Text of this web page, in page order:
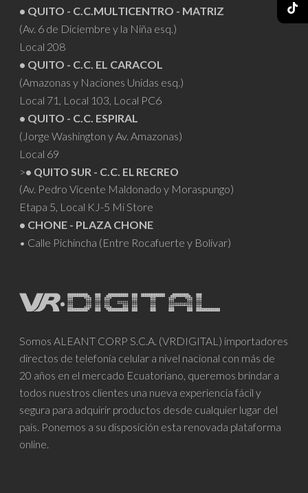
• QUITO - C.C.MULTICENTRO - MATRIZ
(Av. 6 de Diciembre y la Niña esq.)
Local 208
• QUITO - C.C. EL CARACOL
(Amazonas y Naciones Unidas esq.)
Local 71, Local 103, Local PC6
• QUITO - C.C. ESPIRAL
(Jorge Washington y Av. Amazonas)
Local 69
>• QUITO SUR - C.C. EL RECREO
(Av. Pedro Vicente Maldonado y Moraspungo)
Etapa 5, Local KJ-5 Mi Store
• CHONE - PLAZA CHONE
• Calle Pichincha (Entre Rocafuerte y Bolívar)
Somos ALEANT CORP S.C.A. (VRDIGITAL) importadores
directos de telefonía celular a nivel nacional con más de
20 años en el mercado Ecuatoriano, queremos brindar a
todos nuestros clientes una nueva experiencia fácil y
segura para adquirir productos desde cualquier lugar del
país. Ponemos a su disposición esta renovada plataforma
online.